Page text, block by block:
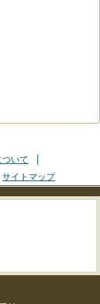
ついて
サイトマップ